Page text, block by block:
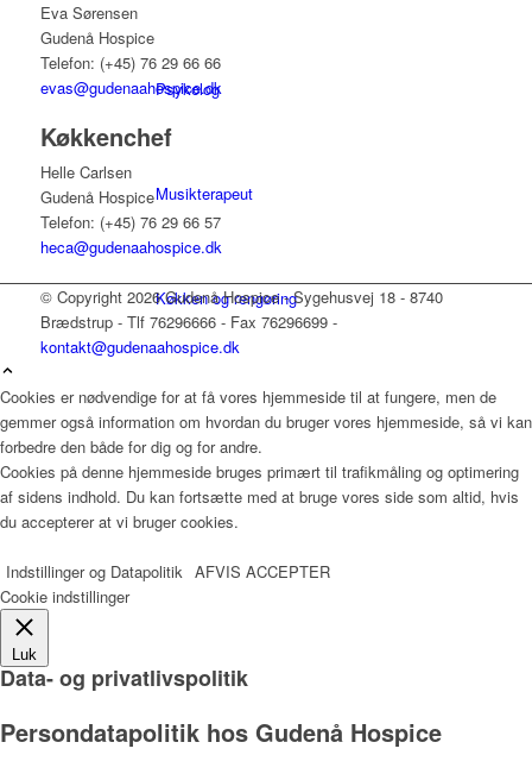
Psykolog
Musikterapeut
Køkken og rengøring
Pedel
Ergoterapeut og Frivilligkoordinator
Eva Sørensen
Gudenå Hospice
Telefon: (+45) 76 29 66 66
evas@gudenaahospice.dk
Køkkenchef
Helle Carlsen
Gudenå Hospice
Telefon: (+45) 76 29 66 57
heca@gudenaahospice.dk
© Copyright 2026 Gudenå Hospice - Sygehusvej 18 - 8740
Brædstrup - Tlf 76296666 - Fax 76296699 -
kontakt@gudenaahospice.dk
Cookies er nødvendige for at få vores hjemmeside til at fungere, men de
gemmer også information om hvordan du bruger vores hjemmeside, så vi kan
forbedre den både for dig og for andre.
Cookies på denne hjemmeside bruges primært til trafikmåling og optimering
af sidens indhold. Du kan fortsætte med at bruge vores side som altid, hvis
du accepterer at vi bruger cookies.
Indstillinger og Datapolitik AFVIS ACCEPTER
Cookie indstillinger
Luk
Data- og privatlivspolitik
Persondatapolitik hos Gudenå Hospice